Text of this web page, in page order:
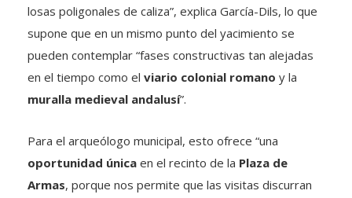
losas poligonales de caliza”, explica García-Dils, lo que
supone que en un mismo punto del yacimiento se
pueden contemplar “fases constructivas tan alejadas
en el tiempo como el viario colonial romano y la
muralla medieval andalusí”.
Para el arqueólogo municipal, esto ofrece “una
oportunidad única en el recinto de la Plaza de
Armas, porque nos permite que las visitas discurran